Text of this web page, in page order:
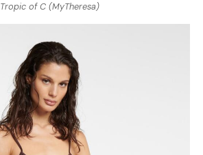
Tropic of C (MyTheresa)